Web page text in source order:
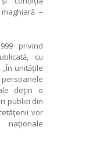
–
privind
cu
unităţile
deţin o
publici din
vor